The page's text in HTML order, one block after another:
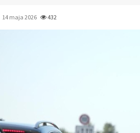
14 maja 2026 432